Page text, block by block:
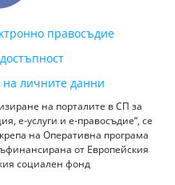
правосъдие
личните данни
на порталите в СП за
е-услуги и е-правосъдие“, се
на Оперативна програма
от Европейския
социален фонд